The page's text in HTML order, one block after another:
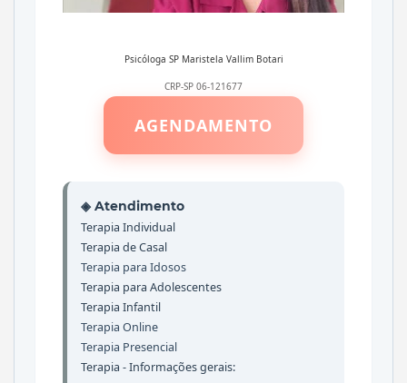
Psicóloga SP Maristela Vallim Botari
CRP-SP 06-121677
AGENDAMENTO
◈ Atendimento
Terapia Individual
Terapia de Casal
Terapia para Idosos
Terapia para Adolescentes
Terapia Infantil
Terapia Online
Terapia Presencial
Terapia - Informações gerais: